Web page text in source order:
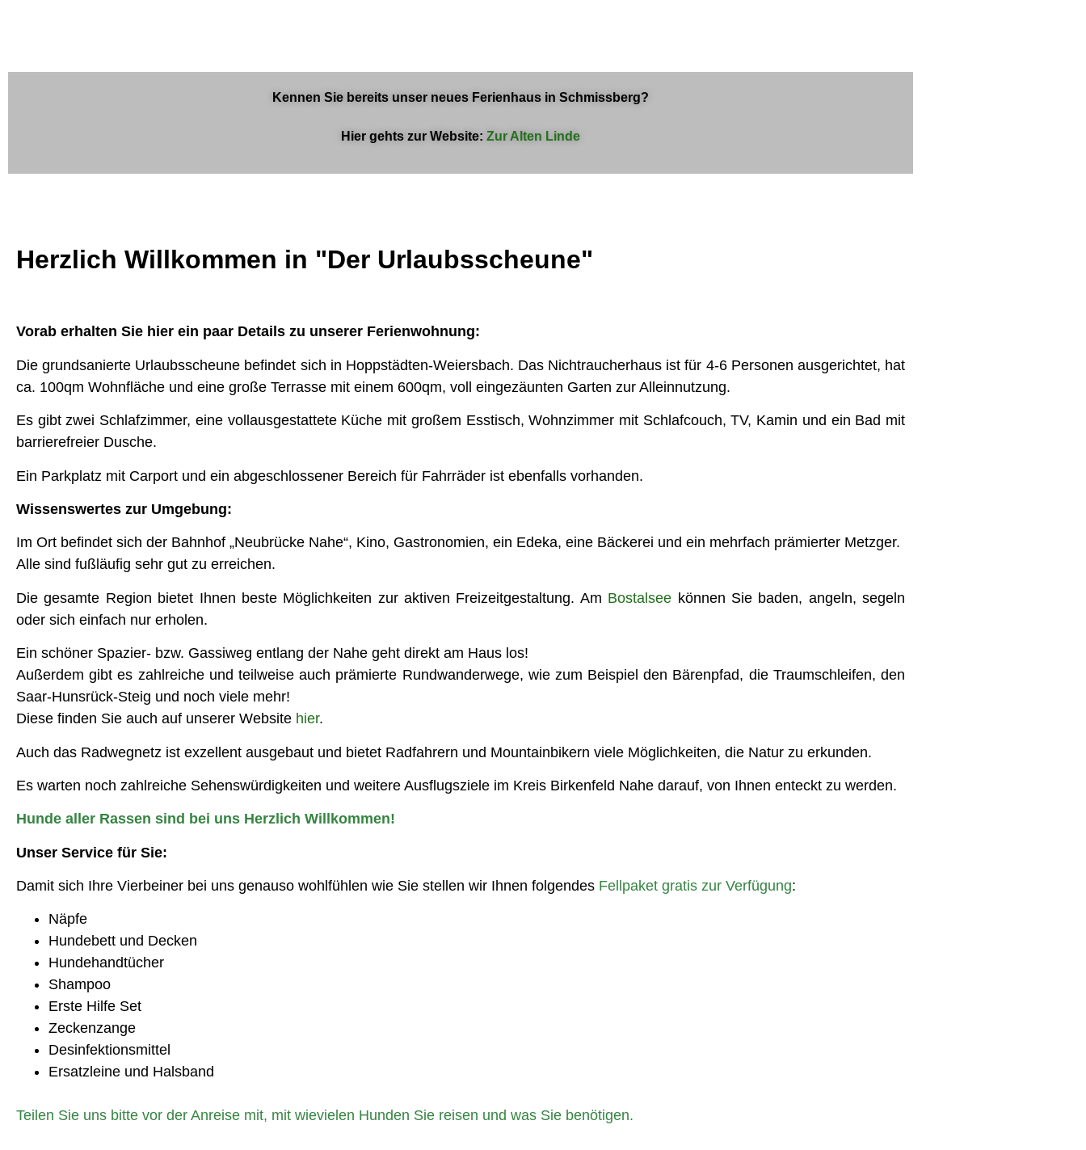
Kennen Sie bereits unser neues Ferienhaus in Schmissberg?
Hier gehts zur Website: Zur Alten Linde
Herzlich Willkommen in "Der Urlaubsscheune"
Vorab erhalten Sie hier ein paar Details zu unserer Ferienwohnung:
Die grundsanierte Urlaubsscheune befindet sich in Hoppstädten-Weiersbach. Das Nichtraucherhaus ist für 4-6 Personen ausgerichtet, hat
ca. 100qm Wohnfläche und eine große Terrasse mit einem 600qm, voll eingezäunten Garten zur Alleinnutzung.
Es gibt zwei Schlafzimmer, eine vollausgestattete Küche mit großem Esstisch, Wohnzimmer mit Schlafcouch, TV, Kamin und ein Bad mit
barrierefreier Dusche.
Ein Parkplatz mit Carport und ein abgeschlossener Bereich für Fahrräder ist ebenfalls vorhanden.
Wissenswertes zur Umgebung:
Im Ort befindet sich der Bahnhof „Neubrücke Nahe“, Kino, Gastronomien, ein Edeka, eine Bäckerei und ein mehrfach prämierter Metzger.
Alle sind fußläufig sehr gut zu erreichen.
Die gesamte Region bietet Ihnen beste Möglichkeiten zur aktiven Freizeitgestaltung. Am Bostalsee können Sie baden, angeln, segeln
oder sich einfach nur erholen.
Ein schöner Spazier- bzw. Gassiweg entlang der Nahe geht direkt am Haus los!
Außerdem gibt es zahlreiche und teilweise auch prämierte Rundwanderwege, wie zum Beispiel den Bärenpfad, die Traumschleifen, den
Saar-Hunsrück-Steig und noch viele mehr!
Diese finden Sie auch auf unserer Website hier.
Auch das Radwegnetz ist exzellent ausgebaut und bietet Radfahrern und Mountainbikern viele Möglichkeiten, die Natur zu erkunden.
Es warten noch zahlreiche Sehenswürdigkeiten und weitere Ausflugsziele im Kreis Birkenfeld Nahe darauf, von Ihnen enteckt zu werden.
Hunde aller Rassen sind bei uns Herzlich Willkommen!
Unser Service für Sie:
Damit sich Ihre Vierbeiner bei uns genauso wohlfühlen wie Sie stellen wir Ihnen folgendes Fellpaket gratis zur Verfügung:
Näpfe
Hundebett und Decken
Hundehandtücher
Shampoo
Erste Hilfe Set
Zeckenzange
Desinfektionsmittel
Ersatzleine und Halsband
Teilen Sie uns bitte vor der Anreise mit, mit wievielen Hunden Sie reisen und was Sie benötigen.